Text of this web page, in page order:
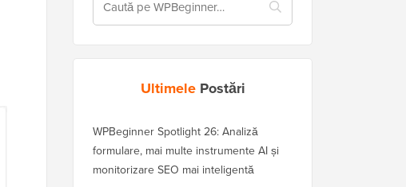
UltimelePostări
WPBeginner Spotlight 26: Analiză
formulare, mai multe instrumente AI și
monitorizare SEO mai inteligentă